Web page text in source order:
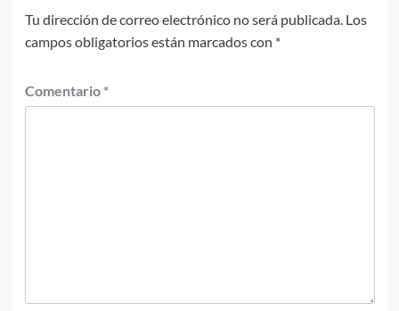
Tu dirección de correo electrónico no será publicada. Los
campos obligatorios están marcados con *
Comentario *